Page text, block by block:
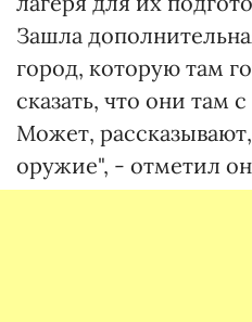
Зашла
город, которую там
сказать, что они там
Может,
оружие", - отметил